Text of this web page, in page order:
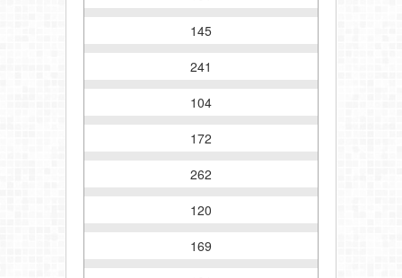
145
241
104
172
262
120
169